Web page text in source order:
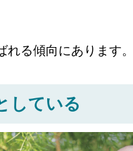
る傾向にあります。
している